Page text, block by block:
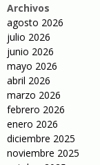
Archivos
agosto 2026
julio 2026
junio 2026
mayo 2026
abril 2026
marzo 2026
febrero 2026
enero 2026
diciembre 2025
noviembre 2025